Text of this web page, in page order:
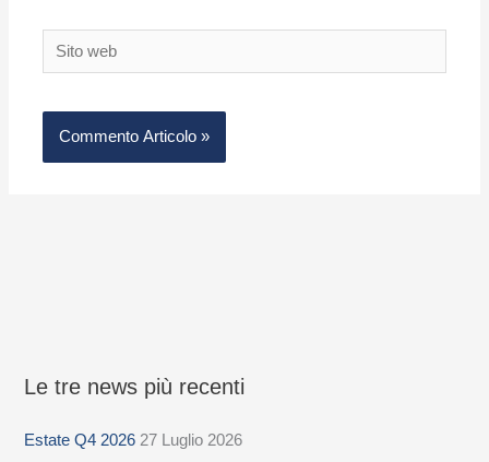
Sito
web
Le tre news più recenti
Estate Q4 2026 27 Luglio 2026
S
l